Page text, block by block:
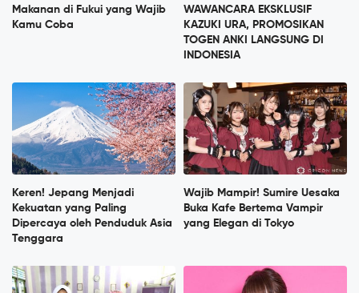
Makanan di Fukui yang Wajib
Kamu Coba
WAWANCARA EKSKLUSIF
KAZUKI URA, PROMOSIKAN
TOGEN ANKI LANGSUNG DI
INDONESIA
Keren! Jepang Menjadi
Kekuatan yang Paling
Dipercaya oleh Penduduk Asia
Tenggara
Wajib Mampir! Sumire Uesaka
Buka Kafe Bertema Vampir
yang Elegan di Tokyo